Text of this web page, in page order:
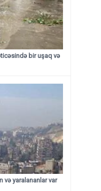
bir uşaq və
və yaralananlar var